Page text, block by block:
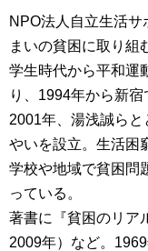
NPO法人自立生活
まいの貧困に取り組
学生時代から平和運
り、1994年から新宿
2001年、湯浅誠ら
やいを設立。生活困
学校や地域で貧困問
っている。
著書に『貧困のリア
2009年）など。